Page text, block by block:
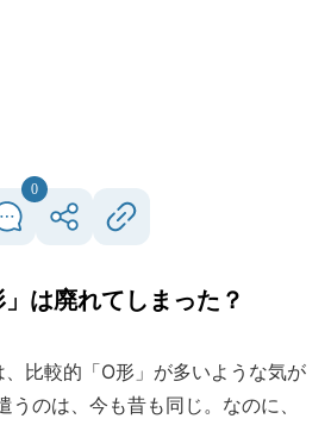
0
は廃れてしまった？
比較的「O形」が多いような気が
のは、今も昔も同じ。なのに、